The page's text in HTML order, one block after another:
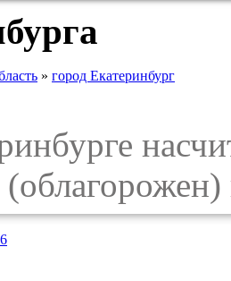
» город Екатеринбург